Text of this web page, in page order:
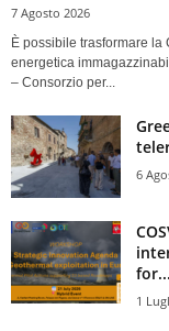
7 Agosto 2026
È possibile trasformare
energetica
– Consorzio per...
6
for...
1